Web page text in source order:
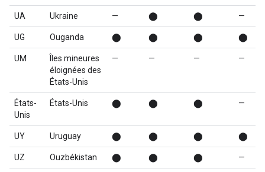
UA Ukraine — ⬤ ⬤ —
UG Ouganda ⬤ ⬤ ⬤ ⬤
UM
Îles mineures
éloignées des
États-Unis
— — — —
États-
Unis
États-Unis ⬤ ⬤ ⬤ —
UY Uruguay ⬤ ⬤ ⬤ ⬤
UZ Ouzbékistan ⬤ ⬤ ⬤ —